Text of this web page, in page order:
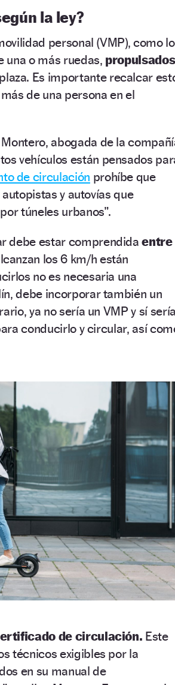
la ley?
personal (VMP), como
una o más ruedas, propulsados
Es importante recalcar
de una persona en el
abogada de la
vehículos están pensados
de circulación prohíbe que
y autovías que
túneles urbanos”.
debe estar comprendidaentre
los 6 km/h están
no es necesaria una
debe incorporar también un
ya no sería un VMP y sí sería
conducirlo y circular, así
de circulación. Este
técnicos exigibles por la
en su manual de